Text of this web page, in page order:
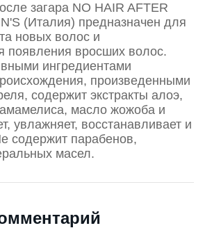
загара NO HAIR AFTER
(Италия) предназначен для
новых волос и
появления вросших волос.
ингредиентами
произведенными
содержит экстракты алоэ,
масло жожоба и
увлажняет, восстанавливает и
содержит парабенов,
масел.